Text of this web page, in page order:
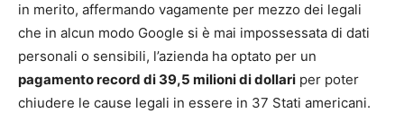
in merito, affermando vagamente per mezzo dei legali
che in alcun modo Google si è mai impossessata di dati
personali o sensibili, l’azienda ha optato per un
pagamento record di 39,5 milioni di dollari per poter
chiudere le cause legali in essere in 37 Stati americani.